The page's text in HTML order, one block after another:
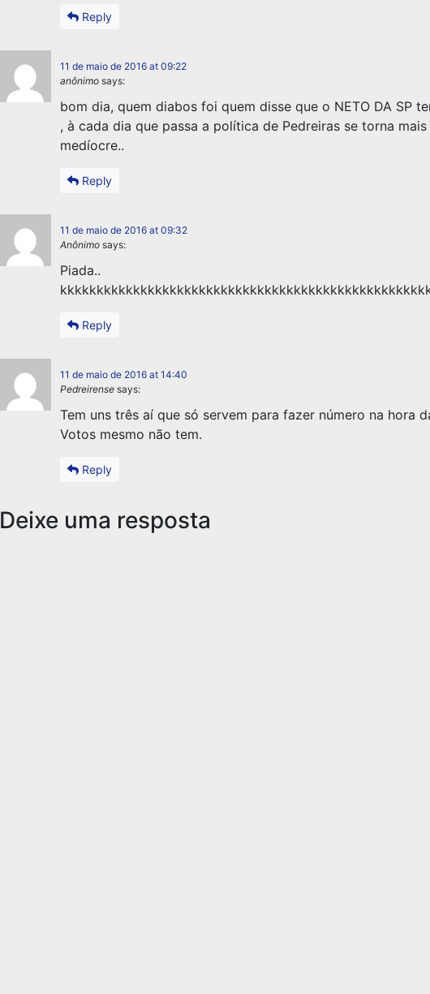
Reply
11 de maio de 2016 at 09:22
anônimo says:
bom dia, quem diabos foi quem disse que o NETO DA SP
, à cada dia que passa a política de Pedreiras se torna mais
medíocre..
Reply
11 de maio de 2016 at 09:32
Anônimo says:
Piada..
Reply
11 de maio de 2016 at 14:40
Pedreirense says:
Tem uns três aí que só servem para fazer número na hora
Votos mesmo não tem.
Reply
Deixe uma resposta